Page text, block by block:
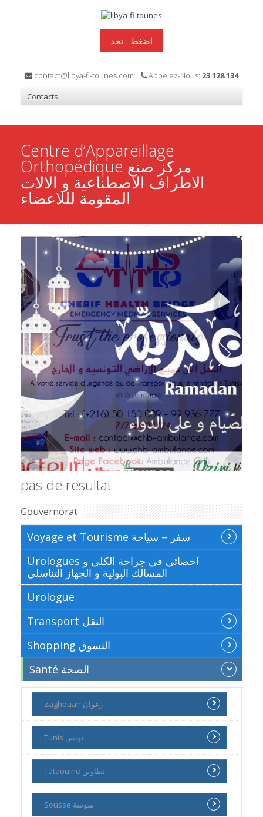
اضغط...تجد
contact@libya-fi-tounes.com Appelez-Nous: 23 128 134
Centre d’Appareillage
Orthopédique مركز صنع
الاطراف الاصطناعية و الالات
المقومة لللاعضاء
pas de resultat
Gouvernorat
Voyage et Tourisme سفر – سياحة
Urologues اخصائي في جراحة الكلى و
المسالك البولية و الجهاز التناسلي
Urologue
Transport النقل
Shopping التسوق
Santé الصحة
Zaghouan زغوان
Tunis تونس
Tataouine تطاوين
Sousse سوسة